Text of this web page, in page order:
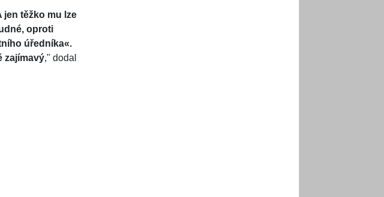
jen těžko mu lze
oproti
úředníka«.
zajímavý," dodal